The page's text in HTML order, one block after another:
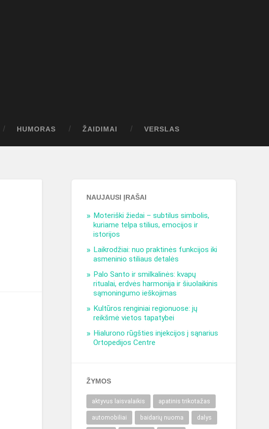
HUMORAS ŽAIDIMAI VERSLAS
NAUJAUSI ĮRAŠAI
Moteriški žiedai – subtilus simbolis,
kuriame telpa stilius, emocijos ir
istorijos
Laikrodžiai: nuo praktinės funkcijos iki
asmeninio stiliaus detalės
Palo Santo ir smilkalinės: kvapų
ritualai, erdvės harmonija ir šiuolaikinis
sąmoningumo ieškojimas
Kultūros renginiai regionuose: jų
reikšmė vietos tapatybei
Hialurono rūgšties injekcijos į sąnarius
Ortopedijos Centre
ŽYMOS
aktyvus laisvalaikis apatinis trikotažas
automobiliai baidarių nuoma dalys